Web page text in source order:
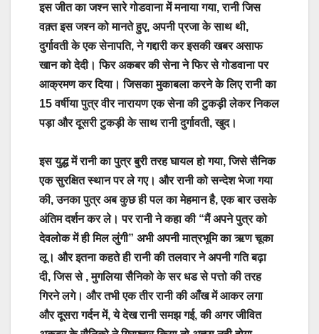
इस जीत का जश्न सारे गोडवाना में मनाया गया, रानी जिस
वक़्त इस जश्न को मानते हुए, अपनी प्रजा के साथ थी,
दुर्गावती के एक सेनापति, ने गद्दारी कर इसकी खबर असाफ
खान को देदी। फिर अकबर की सेना ने फिर से गोडवाना पर
आक्रमण कर दिया। जिसका मुकाबला करने के लिए रानी का
15 वर्षीया पुत्र वीर नारायण एक सेना की टुकड़ी लेकर निकल
पड़ा और दूसरी टुकड़ी के साथ रानी दुर्गावती, खुद।
इस युद्ध में रानी का पुत्र बुरी तरह घायल हो गया, जिसे सैनिक
एक सुरक्षित स्थान पर ले गए। और रानी को सन्देश भेजा गया
की, उनका पुत्र अब कुछ ही पल का मेहमान है, एक बार उसके
अंतिम दर्शन कर ले। पर रानी ने कहा की “मैं अपने पुत्र को
देवलोक में ही मिल लुंगी” अभी अपनी मात्रभूमि का ऋण चूका
लू। और इतना कहते ही रानी की तलवार ने अपनी गति बढ़ा
दी, जिस से , मुगलिया सैनिको के सर धड से पत्तो की तरह
गिरने लगे। और तभी एक तीर रानी की आँख में आकर लगा
और दूसरा गर्दन में, ये देख रानी समझ गई, की अगर जीवित